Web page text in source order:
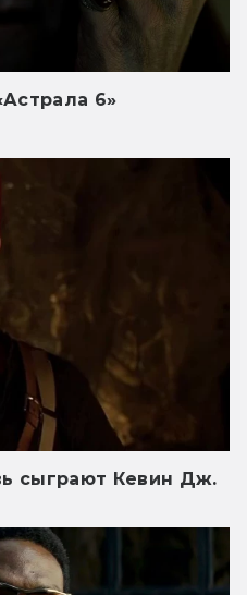
6»
сыграют Кевин Дж.